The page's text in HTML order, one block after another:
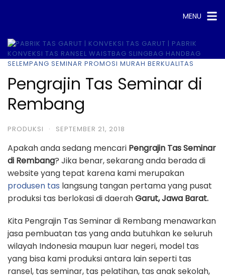
MENU
Pengrajin Tas Seminar di
Rembang
PRODUKSI · SEPTEMBER 21, 2018
Apakah anda sedang mencari Pengrajin Tas Seminar
di Rembang? Jika benar, sekarang anda berada di
website yang tepat karena kami merupakan
produsen tas langsung tangan pertama yang pusat
produksi tas berlokasi di daerahGarut, Jawa Barat.
Kita Pengrajin Tas Seminar di Rembang menawarkan
jasa pembuatan tas yang anda butuhkan ke seluruh
wilayah Indonesia maupun luar negeri, model tas
yang bisa kami produksi antara lain seperti tas
ransel, tas seminar, tas pelatihan, tas anak sekolah,